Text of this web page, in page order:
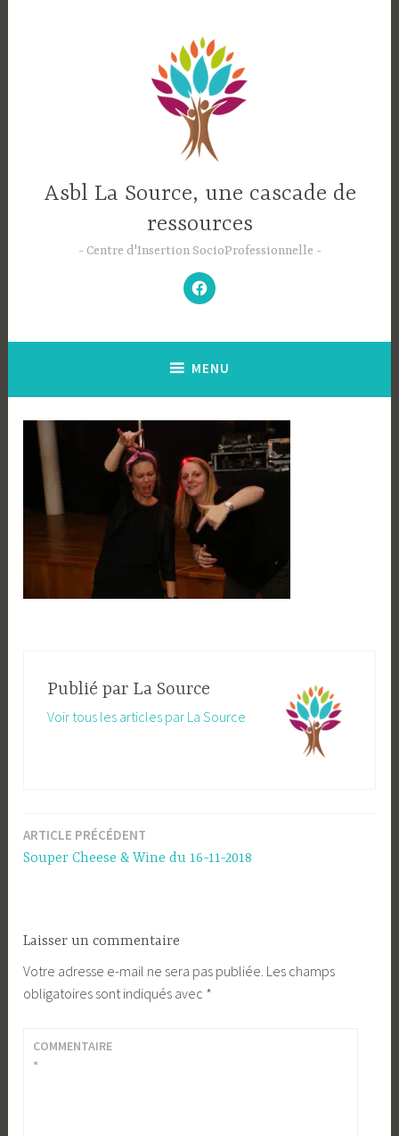
Asbl La Source, une cascade de
ressources
Centre d'Insertion SocioProfessionnelle
–
N’hésitez
pas
à
;-)
MENU
Publié par La Source
Voir tous les articles par La Source
Navigation
ARTICLE PRÉCÉDENT
Souper Cheese & Wine du 16-11-2018
Laisser un commentaire
Votre adresse e-mail ne sera pas publiée. Les champs
obligatoires sont indiqués avec *
COMMENTAIRE
*